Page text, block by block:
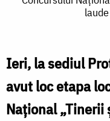
Protopopiatul
avut
loc
etapa
Ieri, la sediul
avut loc etapa
Naţional